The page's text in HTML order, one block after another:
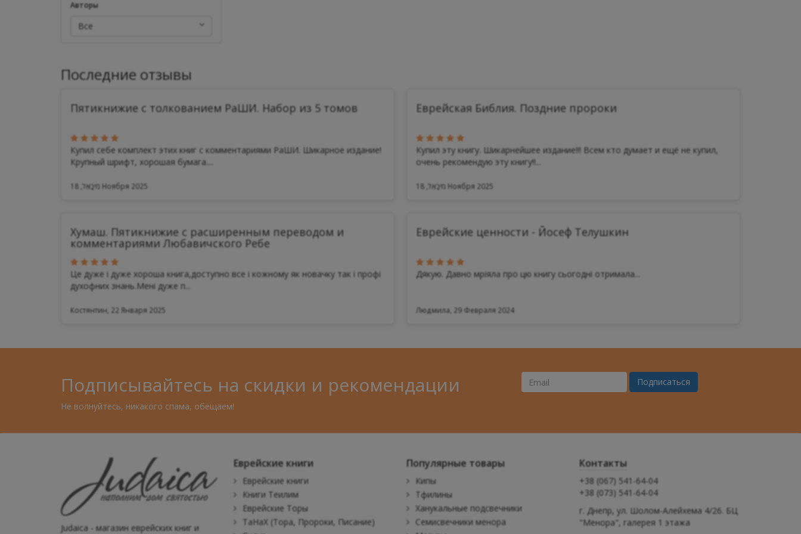
Авторы
Все
Последние отзывы
Пятикнижие с толкованием РаШИ. Набор из 5 томов
Купил себе комплект этих книг с комментариями РаШИ. Шикарное издание!
Крупный шрифт, хорошая бумага....
מִיכָאֵל, 18 Ноября 2025
Еврейская Библия. Поздние пророки
Купил эту книгу. Шикарнейшее издание!!! Всем кто думает и ещё не купил,
очень рекомендую эту книгу!!...
מִיכָאֵל, 18 Ноября 2025
Хумаш. Пятикнижие с расширенным переводом и
комментариями Любавичского Ребе
Це дуже і дуже хороша книга,доступно все і кожному як новачку так і профі
духофних знань.Мені дуже п...
Костянтин, 22 Января 2025
Еврейские ценности - Йосеф Телушкин
Дякую. Давно мріяла про цю книгу сьогодні отримала...
Людмила, 29 Февраля 2024
Подписывайтесь на скидки и рекомендации
Не волнуйтесь, никакого спама, обещаем!
Ваш
Подписаться
Judaica - магазин еврейских книг и
Еврейские книги
Еврейские книги
Книги Теилим
Еврейские Торы
ТаНаХ (Тора, Пророки, Писание)
Популярные товары
Кипы
Тфилины
Ханукальные подсвечники
Семисвечники менора
Контакты
+38 (067) 541-64-04
+38 (073) 541-64-04
г. Днепр, ул. Шолом-Алейхема 4/26. БЦ
"Менора", галерея 1 этажа